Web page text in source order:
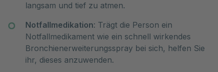
langsam und tief zu atmen.
Notfallmedikation: Trägt die Person ein
Notfallmedikament wie ein schnell wirkendes
Bronchienerweiterungsspray bei sich, helfen Sie
ihr, dieses anzuwenden.